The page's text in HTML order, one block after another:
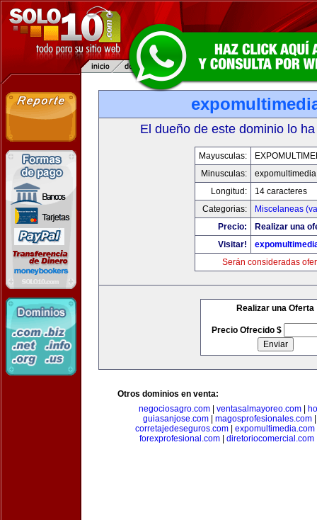
El dueño de este dominio lo
Mayusculas:
Minusculas:
Longitud:
14 caracteres
Categorias:
Miscelaneas
Precio:
Realizar una
Visitar!
Serán consideradas
Realizar una Oferta
Precio Ofrecido $
Otros dominios en venta:
negociosagro.com
ventasalmayoreo.com
guiasanjose.com| magosprofesionales.com
corretajedeseguros.com
expomultimedia.com
forexprofesional.com| diretoriocomercial.com